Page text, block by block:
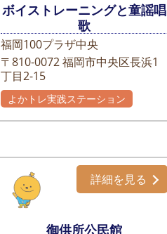
ボイストレーニングと童謡唱
歌
福岡100プラザ中央
〒810-0072福岡市中央区長浜1
丁目2-15
よかトレ実践ステーション
御供所公民館
詳細を見る